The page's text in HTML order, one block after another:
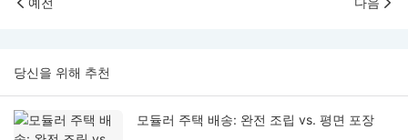
당신을 위해 추천
모듈러 주택 배송: 완전 조립 vs. 평면 포장